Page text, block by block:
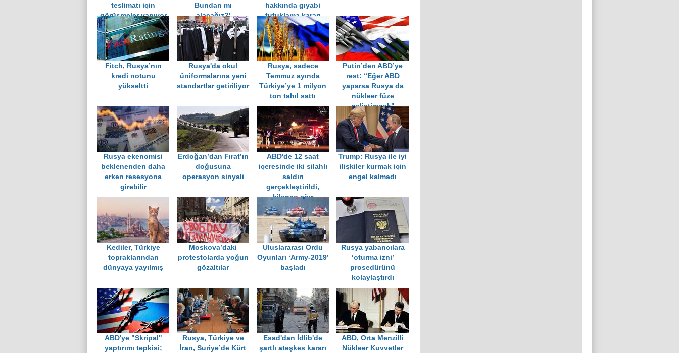
teslimatı için
görüşmeler yapıyor
Bundan mı
alacağız?'
hakkında gıyabi
tutuklama kararı
Fitch, Rusya’nın
kredi notunu
yükseltti
Rusya'da okul
üniformalarına yeni
standartlar getiriliyor
Rusya, sadece
Temmuz ayında
Türkiye’ye 1 milyon
ton tahıl sattı
Putin’den ABD’ye
rest: “Eğer ABD
yaparsa Rusya da
nükleer füze
geliştirecek"
Rusya ekenomisi
beklenenden daha
erken resesyona
girebilir
Erdoğan’dan Fırat’ın
doğusuna
operasyon sinyali
ABD'de 12 saat
içeresinde iki silahlı
saldırı
gerçekleştirildi,
bilanço ağır
Trump: Rusya ile iyi
ilişkiler kurmak için
engel kalmadı
Kediler, Türkiye
topraklarından
dünyaya yayılmış
Moskova’daki
protestolarda yoğun
gözaltılar
Uluslararası Ordu
Oyunları ‘Army-2019’
başladı
Rusya yabancılara
‘oturma izni’
prosedürünü
kolaylaştırdı
ABD'ye "Skripal"
yaptırımı tepkisi;
Rusya, Türkiye ve
İran, Suriye’de Kürt
Esad'dan İdlib'de
şartlı ateşkes kararı
ABD, Orta Menzilli
Nükleer Kuvvetler